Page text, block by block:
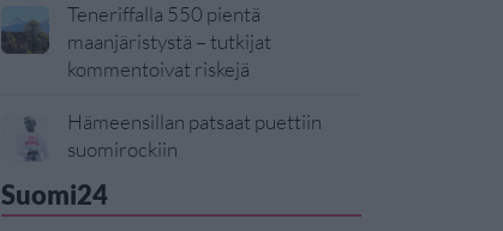
Teneriffalla 550 pientä
maanjäristystä – tutkijat
kommentoivat riskejä
Hämeensillan patsaat puettiin
suomirockiin
Suomi24